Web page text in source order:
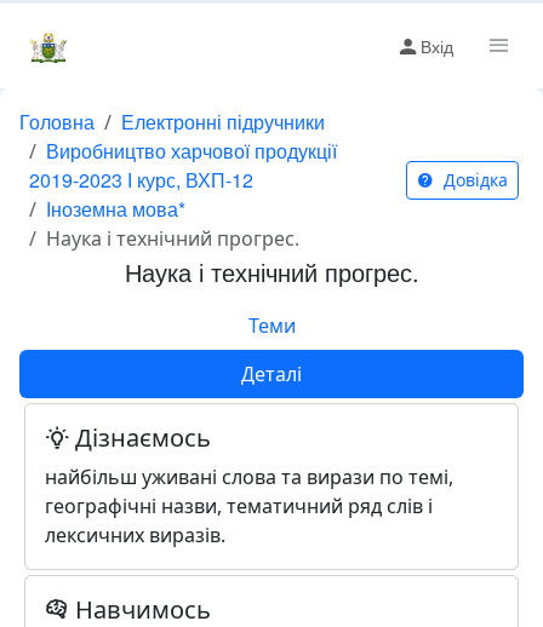
Вхід
Головна
Електронні підручники
Виробництво харчової продукції
2019-2023 І курс, ВХП-12
Іноземна мова*
Наука і технічний прогрес.
Довідка
Наука і технічний прогрес.
Теми
Деталі
Дізнаємось
найбільш уживані слова та вирази по темі,
географічні назви, тематичний ряд слів і
лексичних виразів.
Навчимось